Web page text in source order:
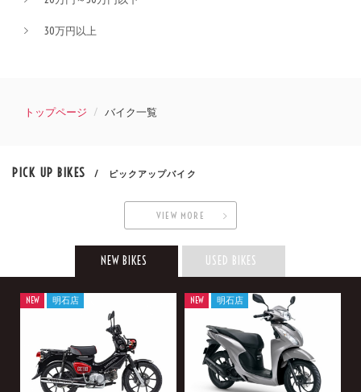
30万円以上
トップページ バイク一覧
PICK UP BIKES / ピックアップバイク
VIEW MORE
NEW BIKES USED BIKES
NEW 明石店 NEW 明石店